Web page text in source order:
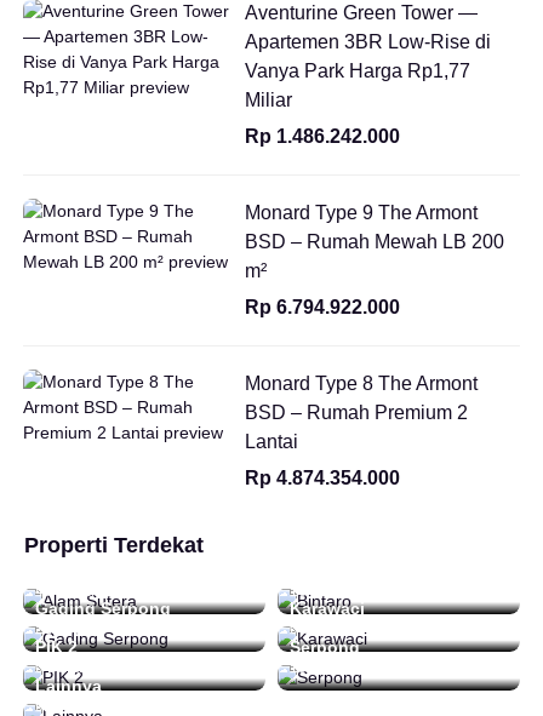
Aventurine Green Tower —
Apartemen 3BR Low-Rise di
Vanya Park Harga Rp1,77
Miliar
Rp 1.486.242.000
Monard Type 9 The Armont
BSD – Rumah Mewah LB 200
m²
Rp 6.794.922.000
Monard Type 8 The Armont
BSD – Rumah Premium 2
Lantai
Rp 4.874.354.000
Properti Terdekat
48 Daftar 16 Daftar
Gading Serpong
212 Daftar
Karawaci
0 Daftar
PIK 2
0 Daftar
Serpong
15 Daftar
Lainnya
92 Daftar